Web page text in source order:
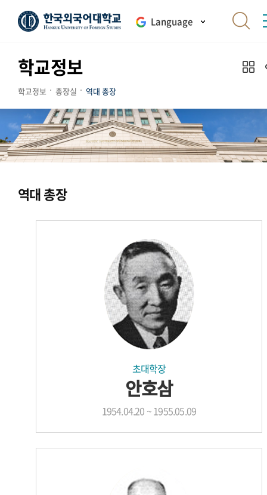
Language
학교정보
학교정보 총장실 역대 총장
역대 총장
초대학장
안호삼
1954.04.20 ~ 1955.05.09